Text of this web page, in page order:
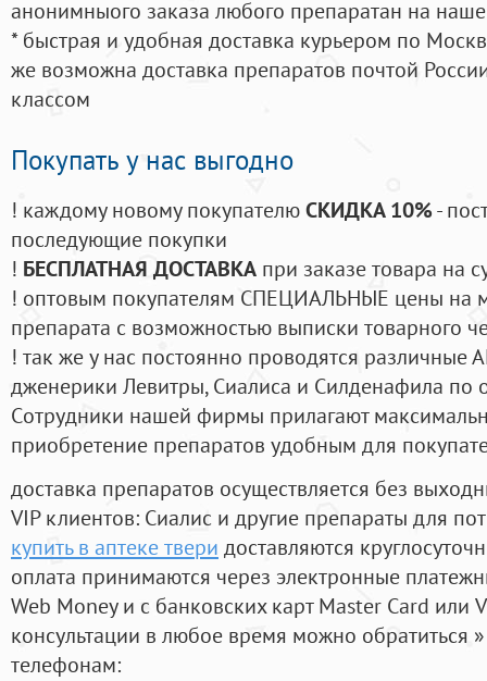
анонимныого заказа любого препаратан на
* быстрая и удобная доставка курьером по
же возможна доставка препаратов почтой
классом
Покупать у нас выгодно
! каждому новому покупателюСКИДКА 10%-
последующие покупки
! БЕСПЛАТНАЯ ДОСТАВКА при заказе товара на
! оптовым покупателям СПЕЦИАЛЬНЫЕ цены на
препарата с возможностью выписки товарного
! так же у нас постоянно проводятся
дженерики Левитры, Сиалиса и Силденафила по
Cотрудники нашей фирмы прилагают
приобретение препаратов удобным для
доставка препаратов осуществляется без
VIP клиентов: Сиалис и другие препараты для
купить в аптеке твери доставляются
оплата принимаются через электронные
Web Money и с банковских карт Master Card или
консультации в любое время можно обратиться
телефонам: